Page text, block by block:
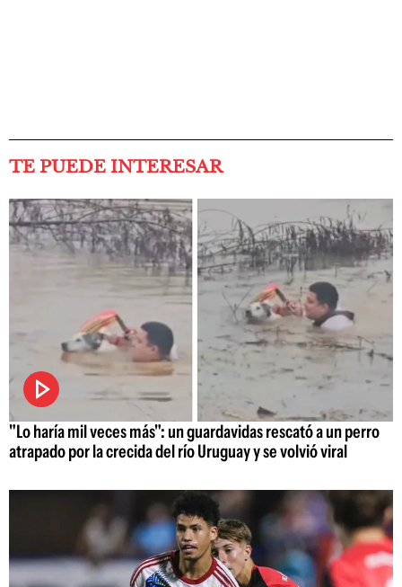
TE PUEDE INTERESAR
"Lo haría mil veces más": un guardavidas rescató a un perro
atrapado por la crecida del río Uruguay y se volvió viral